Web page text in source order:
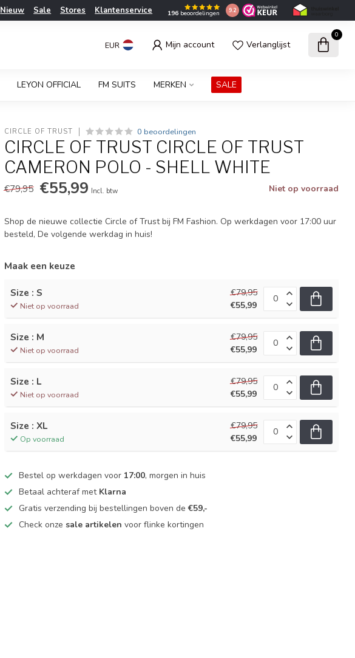
Nieuw Sale Stores Klantenservice 196 beoordelingen 9.2
EUR Mijn account Verlanglijst
0
LEYON OFFICIAL FM SUITS MERKEN SALE
CIRCLE OF TRUST 0 beoordelingen
CIRCLE OF TRUST CIRCLE OF TRUST
CAMERON POLO - SHELL WHITE
€79,95 €55,99 Incl. btw Niet op voorraad
Shop de nieuwe collectie Circle of Trust bij FM Fashion. Op werkdagen voor 17:00 uur
besteld, De volgende werkdag in huis!
Maak een keuze
Size : S
Niet op voorraad
€79,95
€55,99
Size : M
Niet op voorraad
€79,95
€55,99
Size : L
Niet op voorraad
€79,95
€55,99
Size : XL
Op voorraad
€79,95
€55,99
Bestel op werkdagen voor 17:00, morgen in huis
Betaal achteraf met Klarna
Gratis verzending bij bestellingen boven de€59,-
Check onze sale artikelen voor flinke kortingen